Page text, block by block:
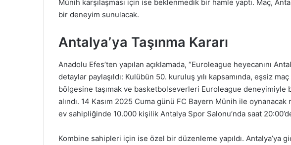
Münih karşılaşması için ise beklenmedik bir hamle yaptı. Maç,
bir deneyim sunulacak.
Antalya’ya Taşınma Kararı
Anadolu Efes’ten yapılan açıklamada, “Euroleague heyecanını
detaylar paylaşıldı: Kulübün 50. kuruluş yılı kapsamında, eşsiz
bölgesine taşımak ve basketbolseverleri Euroleague deneyimiyle
alındı. 14 Kasım 2025 Cuma günü FC Bayern Münih ile
ev sahipliğinde 10.000 kişilik Antalya Spor Salonu’nda saat
Kombine sahipleri için ise özel bir düzenleme yapıldı. Antalya’ya